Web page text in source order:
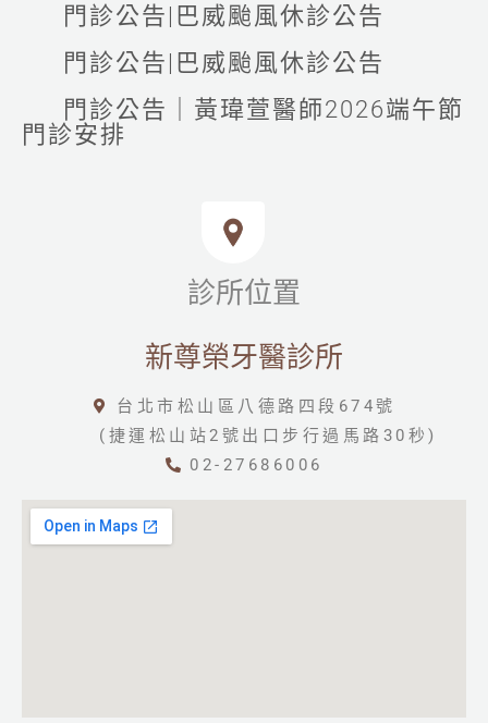
門診公告|巴威颱風休診公告
門診公告|巴威颱風休診公告
門診公告｜黃瑋萱醫師2026端午節
門診安排
診所位置
新尊榮牙醫診所
台北市松山區八德路四段674號
(捷運松山站2號出口步行過馬路30秒)
02-27686006